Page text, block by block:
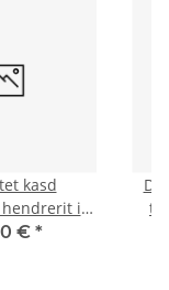
kasd
in
veli
€ *